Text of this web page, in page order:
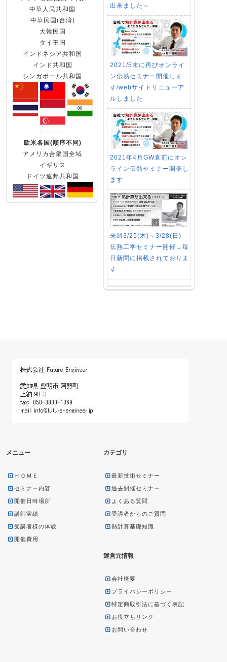
出来ました～
2021/5末に再びオンライ
ン伝熱セミナー開催しま
す/webサイトリニューア
ルしました
2021年4月GW直前にオン
ライン伝熱セミナー開催し
ます
来週3/25(木)～3/28(日)
伝熱工学セミナー開催→毎
日新聞に掲載されておりま
す
中華人民共和国
中華民国(台湾)
大韓民国
タイ王国
インドネシア共和国
インド共和国
シンガポール共和国
欧米各国(順序不同)
アメリカ合衆国全域
イギリス
ドイツ連邦共和国
メニュー
ＨＯＭＥ
セミナー内容
開催日時場所
講師実績
受講者様の体験
開催費用
カテゴリ
最新技術セミナー
過去開催セミナー
よくある質問
受講者からのご質問
熱計算基礎知識
運営元情報
会社概要
プライバシーポリシー
特定商取引法に基づく表記
お役立ちリンク
お問い合わせ